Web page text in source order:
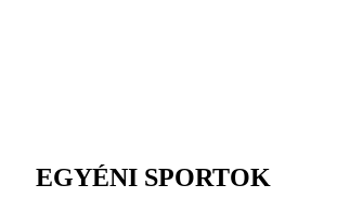
EGYÉNI SPORTOK